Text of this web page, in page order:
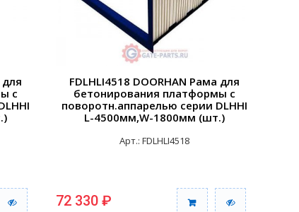
для
с
FDLHLI4518 DOORHAN Рама для
бетонирования платформы с
поворотн.аппарелью серии DLHHI
L-4500мм,W-1800мм (шт.)
Арт.: FDLHLI4518
72 330 ₽